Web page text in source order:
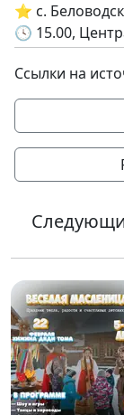
⭐️ с.
🕓 15.00,
Ссылки на